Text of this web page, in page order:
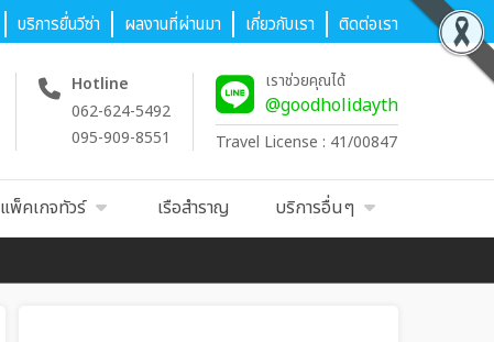
บริการยื่นวีซ่า ผลงานที่ผ่านมา เกี่ยวกับเรา ติดต่อเรา
Hotline
062-624-5492
095-909-8551
เราช่วยคุณได้
@goodholidayth
Travel License : 41/00847
แพ็คเกจทัวร์ เรือสำราญ บริการอื่นๆ